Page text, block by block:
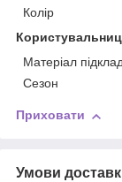
Колір
Матеріал
Сезон
Приховати
Умови